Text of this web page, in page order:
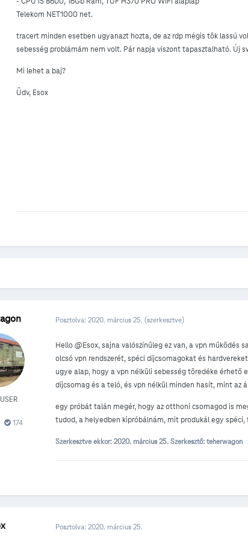
Telekom NET1000 net.
tracert minden esetben ugyanazt hozta, de az rdp mégis tök lassú
sebesség problámám nem volt. Pár napja viszont tapasztalható.
Mi lehet a baj?
Üdv, Esox
174
Posztolva: 2020. március 25. (szerkesztve)
Hello@Esox, sajna valószínűleg ez van, a vpn
olcsó vpn rendszerét, spéci díjcsomagokat és
ugye alap, hogy a vpn nélküli sebesség töredéke
díjcsomag és a teló, és vpn nélkül minden hasít, mint az
egy próbát talán megér, hogy az otthoni csomagod is
tudod, a helyedben kipróbálnám, mit produkál egy spéci,
Szerkesztve ekkor: 2020. március 25. Szerkesztő: teherwagon
Posztolva: 2020. március 25.